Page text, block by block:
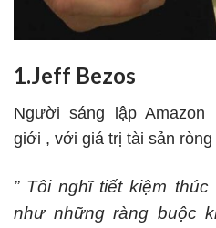
1.Jeff Bezos
Người sáng lậpAmazon
giới , với giá trị tài sản
” Tôi nghĩ tiết kiệm
như những ràng buộc